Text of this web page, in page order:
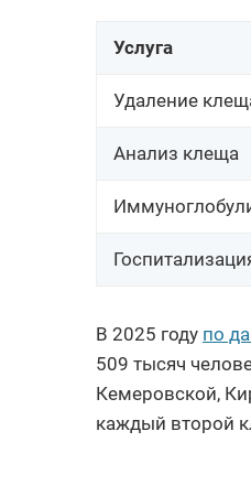
Услуга
Удаление
Анализ клеща
В 2025 году по
509 тысяч
Кемеровской,
каждый второй